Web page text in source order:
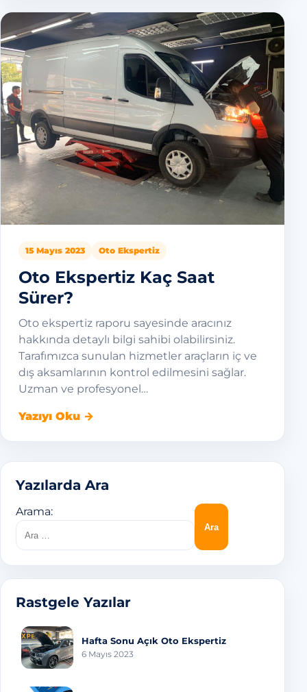
15 Mayıs 2023 Oto Ekspertiz
Oto Ekspertiz Kaç Saat
Sürer?
Oto ekspertiz raporu sayesinde aracınız
hakkında detaylı bilgi sahibi olabilirsiniz.
Tarafımızca sunulan hizmetler araçların iç ve
dış aksamlarının kontrol edilmesini sağlar.
Uzman ve profesyonel…
Yazıyı Oku →
Yazılarda Ara
Arama:
Rastgele Yazılar
Hafta Sonu Açık Oto Ekspertiz
6 Mayıs 2023